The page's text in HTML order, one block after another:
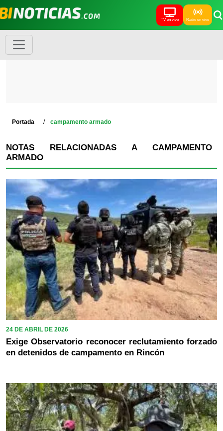
TV en vivo Radio en vivo
Portada campamento armado
NOTAS RELACIONADAS A CAMPAMENTO
ARMADO
24 DE ABRIL DE 2026
Exige Observatorio reconocer reclutamiento forzado
en detenidos de campamento en Rincón